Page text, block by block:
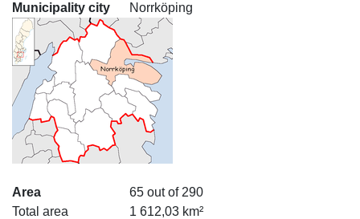
Municipality city
Norrköping
Area
Total area
65 out of 290
1 612,03 km²